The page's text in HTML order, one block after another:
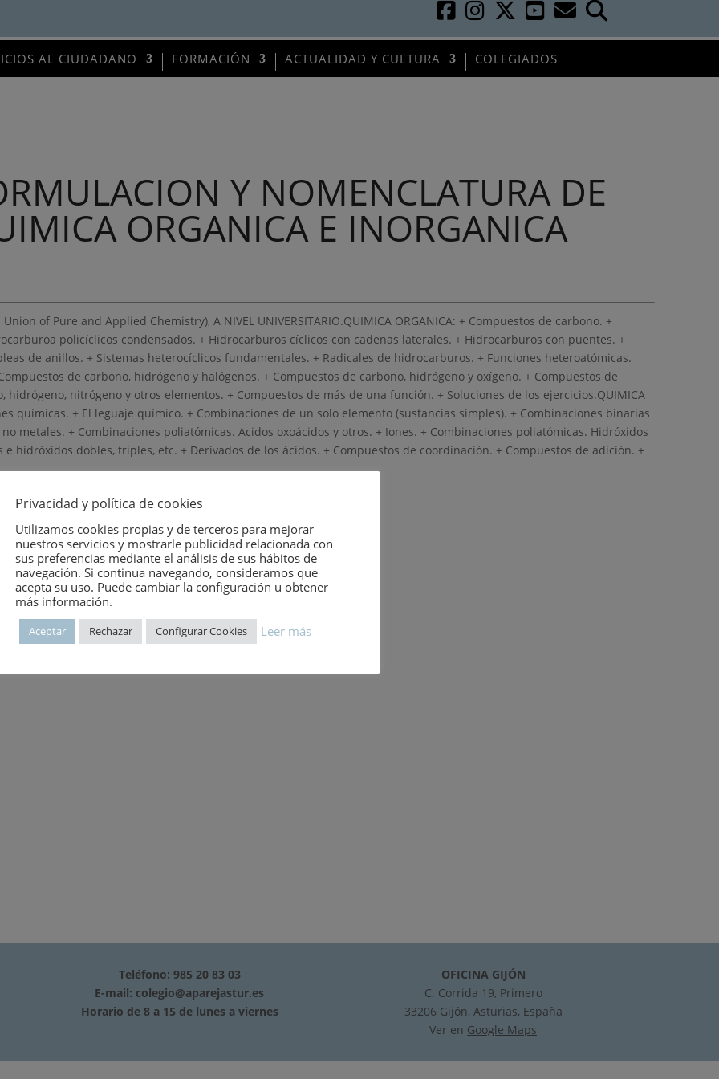
AL CIUDADANO FORMACIÓN ACTUALIDAD Y CULTURA COLEGIADOS
Y NOMENCLATURA DE
ORGANICA E INORGANICA
Union of Pure and Applied Chemistry), A NIVEL UNIVERSITARIO.QUIMICA ORGANICA: + Compuestos de carbono. +
policíclicos condensados. + Hidrocarburos cíclicos con cadenas laterales. + Hidrocarburos con puentes. +
de anillos. + Sistemas heterocíclicos fundamentales. + Radicales de hidrocarburos. + Funciones heteroatómicas.
de carbono, hidrógeno y halógenos. + Compuestos de carbono, hidrógeno y oxígeno. + Compuestos de
nitrógeno y otros elementos. + Compuestos de más de una función. + Soluciones de los ejercicios.QUIMICA
químicas. + El leguaje químico. + Combinaciones de un solo elemento (sustancias simples). + Combinaciones binarias
metales. + Combinaciones poliatómicas. Acidos oxoácidos y otros. + Iones. + Combinaciones poliatómicas. Hidróxidos
hidróxidos dobles, triples, etc. + Derivados de los ácidos. + Compuestos de coordinación. + Compuestos de adición. +
Teléfono: 985 20 83 03
E-mail: colegio@aparejastur.es
Horario de 8 a 15 de lunes a viernes
OFICINA GIJÓN
C. Corrida 19, Primero
33206 Gijón, Asturias, España
Ver en Google Maps
Privacidad y política de cookies
Utilizamos cookies propias y de terceros para mejorar
nuestros servicios y mostrarle publicidad relacionada con
sus preferencias mediante el análisis de sus hábitos de
navegación. Si continua navegando, consideramos que
acepta su uso. Puede cambiar la configuración u obtener
más información.
Aceptar Rechazar Configurar Cookies Leer más